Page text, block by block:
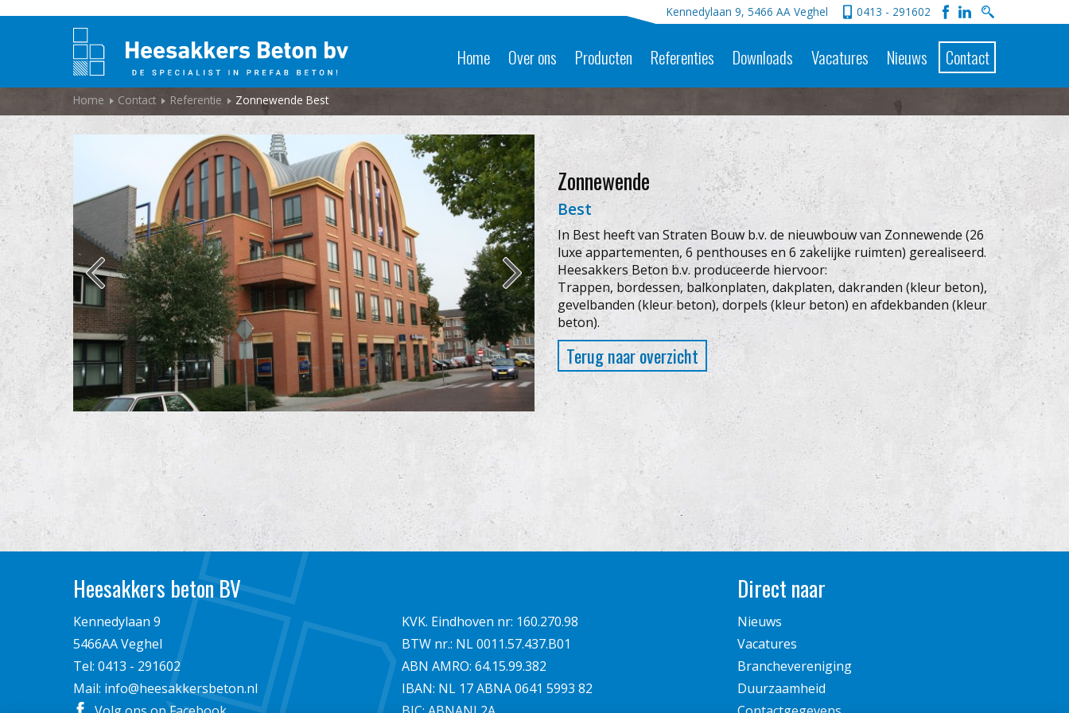
Kennedylaan 9, 5466 AA Veghel 0413 - 291602
Home Over ons Producten Referenties Downloads Vacatures Nieuws Contact
Home Contact Referentie Zonnewende Best
Zonnewende
Best
In Best heeft van Straten Bouw b.v. de nieuwbouw van Zonnewende (26
luxe appartementen, 6 penthouses en 6 zakelijke ruimten) gerealiseerd.
Heesakkers Beton b.v. produceerde hiervoor:
Trappen, bordessen, balkonplaten, dakplaten, dakranden (kleur beton),
gevelbanden (kleur beton), dorpels (kleur beton) en afdekbanden (kleur
beton).
Terug naar overzicht
Heesakkers beton BV
Kennedylaan 9
5466AA Veghel
Tel: 0413 - 291602
Mail: info@heesakkersbeton.nl
KVK. Eindhoven nr: 160.270.98
BTW nr.: NL 0011.57.437.B01
ABN AMRO: 64.15.99.382
IBAN: NL 17 ABNA 0641 5993 82
Direct naar
Nieuws
Vacatures
Branchevereniging
Duurzaamheid